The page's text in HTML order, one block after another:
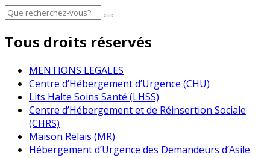
Tous droits réservés
MENTIONS LEGALES
Centre d’Hébergement d’Urgence (CHU)
Lits Halte Soins Santé (LHSS)
Centre d’Hébergement et de Réinsertion Sociale
(CHRS)
Maison Relais (MR)
Hébergement d’Urgence des Demandeurs d’Asile